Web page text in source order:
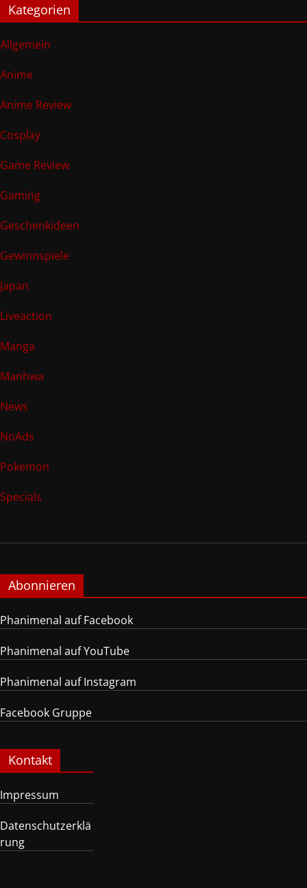
Kategorien
Allgemein
Anime
Anime Review
Cosplay
Game Review
Gaming
Geschenkideen
Gewinnspiele
Japan
Liveaction
Manga
Manhwa
News
NoAds
Pokemon
Specials
Abonnieren
Phanimenal auf Facebook
Phanimenal auf YouTube
Phanimenal auf Instagram
Facebook Gruppe
Kontakt
Impressum
Datenschutzerklä
rung